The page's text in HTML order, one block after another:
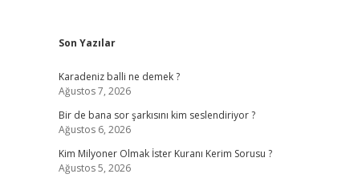
Sidebar
Son Yazılar
Karadeniz balli ne demek ?
Ağustos 7, 2026
Bir de bana sor şarkısını kim seslendiriyor ?
Ağustos 6, 2026
Kim Milyoner Olmak İster Kuranı Kerim Sorusu ?
Ağustos 5, 2026
https://hiltonbet-giris.com/